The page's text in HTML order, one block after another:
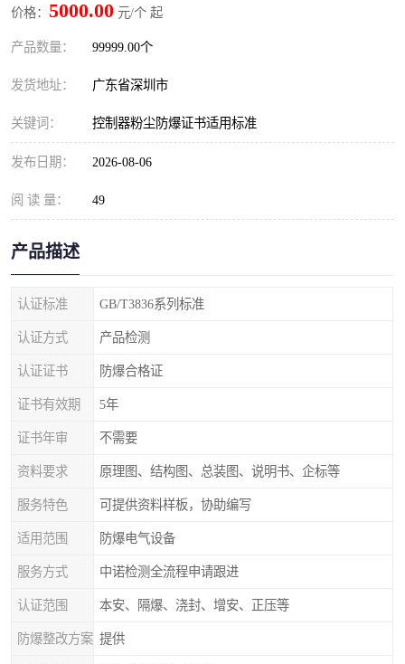
价格： 5000.00 元/个 起
产品数量： 99999.00个
发货地址： 广东省深圳市
关键词： 控制器粉尘防爆证书适用标准
发布日期： 2026-08-06
阅 读 量： 49
产品描述
认证标准 GB/T3836系列标准
认证方式 产品检测
认证证书 防爆合格证
证书有效期 5年
证书年审 不需要
资料要求 原理图、结构图、总装图、说明书、企标等
服务特色 可提供资料样板，协助编写
适用范围 防爆电气设备
服务方式 中诺检测全流程申请跟进
认证范围 本安、隔爆、浇封、增安、正压等
防爆整改方案 提供